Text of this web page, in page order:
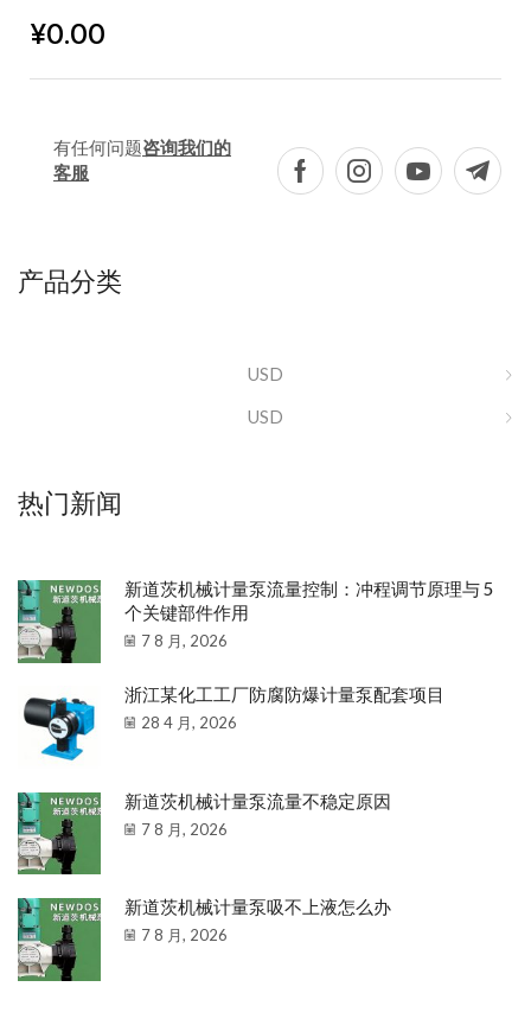
¥0.00
有任何问题咨询我们的
客服
产品分类
USD
USD
热门新闻
新道茨机械计量泵流量控制：冲程调节原理与 5
个关键部件作用
7 8 月, 2026
浙江某化工工厂防腐防爆计量泵配套项目
28 4 月, 2026
新道茨机械计量泵流量不稳定原因
7 8 月, 2026
新道茨机械计量泵吸不上液怎么办
7 8 月, 2026